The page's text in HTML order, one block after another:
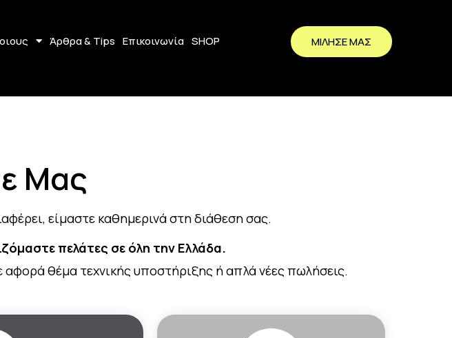
Άρθρα & Tips Επικοινωνία SHOP ΜΙΛΗΣΕ ΜΑΣ
Μας
είμαστε καθημερινά στη διάθεση σας.
πελάτες σε όλη την Ελλάδα.
θέμα τεχνικής υποστήριξης ή απλά νέες πωλήσεις.